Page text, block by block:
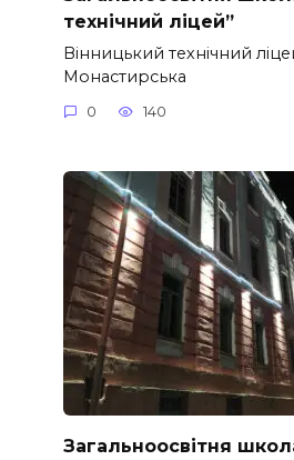
технічний ліцей”
Вінницький технічний
Монастирська
0 140
Загальноосвітня